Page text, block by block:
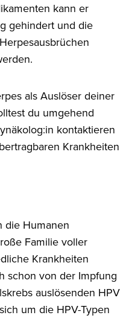
kann er
gehindert und die
als Auslöser deiner
du umgehend
kontaktieren
Krankheiten
die Humanen
Familie voller
Krankheiten
schon von der Impfung
auslösenden HPV
um die HPV-Typen